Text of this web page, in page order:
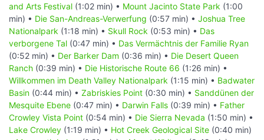
and Arts Festival (1:02 min) • Mount Jacinto State Park (1:00
min) • Die San-Andreas-Verwerfung (0:57 min) • Joshua Tree
Nationalpark (1:18 min) • Skull Rock (0:53 min) • Das
verborgene Tal (0:47 min) • Das Vermächtnis der Familie Ryan
(0:52 min) • Der Barker Dam (0:36 min) • Die Desert Queen
Ranch (0:39 min) • Die Historische Route 66 (1:26 min) •
Willkommen im Death Valley Nationalpark (1:15 min) • Badwater
Basin (0:44 min) • Zabriskies Point (0:30 min) • Sanddünen der
Mesquite Ebene (0:47 min) • Darwin Falls (0:39 min) • Father
Crowley Vista Point (0:54 min) • Die Sierra Nevada (1:50 min) •
Lake Crowley (1:19 min) • Hot Creek Geological Site (0:40 min)